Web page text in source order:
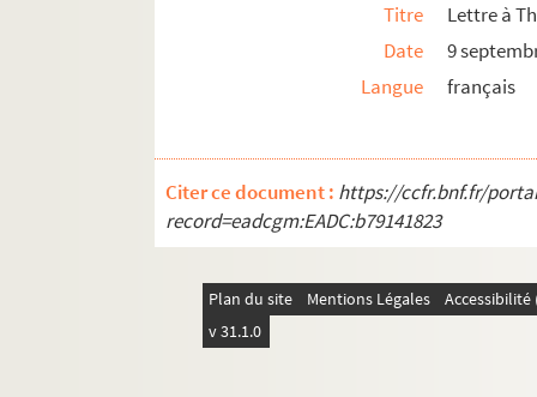
Titre
Lettre à
Date
9
Langue
français
Citer ce document : https://ccfr.bnf.fr/
record=eadcgm:EADC:b79141823
Plan du site Mentions Légales
v 31.1.0